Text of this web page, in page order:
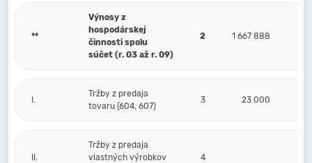
**
Výnosy z
hospodárskej
činnosti spolu
súčet (r. 03 až r. 09)
2 1 667 888
I.
Tržby z predaja
tovaru (604, 607)
3 23 000
II.
Tržby z predaja
vlastných výrobkov
4